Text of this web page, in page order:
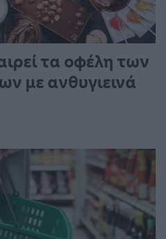
τα οφέλη των
με ανθυγιεινά